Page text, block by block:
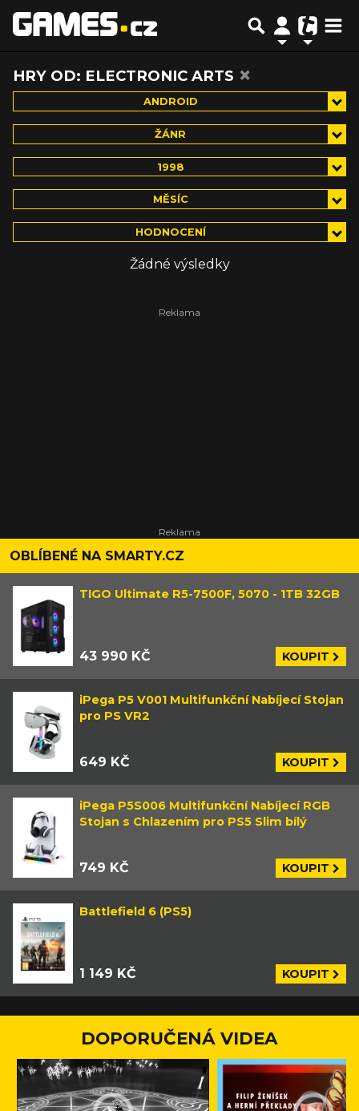
HRY OD: ELECTRONIC ARTS ×
ANDROID
ŽÁNR
1998
MĚSÍC
HODNOCENÍ
Žádné výsledky
OBLÍBENÉ NA SMARTY.CZ
TIGO Ultimate R5-7500F, 5070 - 1TB 32GB
43 990 KČ KOUPIT
iPega P5 V001 Multifunkční Nabíjecí Stojan
pro PS VR2
649 KČ KOUPIT
iPega P5S006 Multifunkční Nabíjecí RGB
Stojan s Chlazením pro PS5 Slim bílý
749 KČ KOUPIT
Battlefield 6 (PS5)
1 149 KČ KOUPIT
DOPORUČENÁ VIDEA